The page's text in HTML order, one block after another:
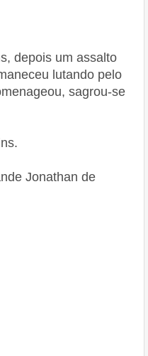
depois um assalto
lutando pelo
sagrou-se
Jonathan de